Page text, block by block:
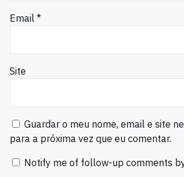
Email *
Site
Guardar o meu nome, email e site
para a próxima vez que eu comentar.
Notify me of follow-up comments